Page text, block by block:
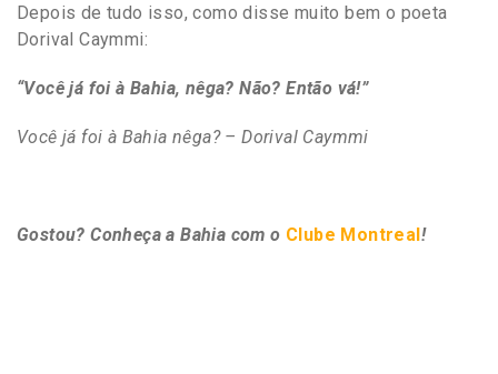
Depois de tudo isso, como disse muito bem o poeta
Dorival Caymmi:
“Você já foi à Bahia, nêga? Não? Então vá!”
Você já foi à Bahia nêga? – Dorival Caymmi
Gostou? Conheça a Bahia com o Clube Montreal!